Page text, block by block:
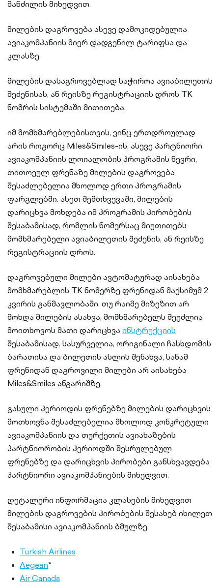
მანძილის მიხედვით.
მილების დაგროვება ასევე დამოკიდებულია
ავიაკომპანიის მიერ დადგენილ ტარიფსა და
კლასზე.
მილების დასაგროვებლად საჭიროა ავიაბილეთის
შეძენისას, ან რეისზე რეგისტრაციის დროს TK
ნომრის სისტემაში მითითება.
იმ მომხმარებლებისთვის, ვინც ერთდროულად
არის როგორც Miles&Smiles-ის, ასევე პარტნიორი
ავიაკომპანიის ლოიალობის პროგრამის წევრი,
თითოეულ ფრენაზე მილების დაგროვება
შესაძლებელია მხოლოდ ერთი პროგრამის
ფარგლებში. ასეთ შემთხვევაში, მილების
დარიცხვა მოხდება იმ პროგრამის პირობების
შესაბამისად, რომლის ნომერსაც მიუთითებს
მომხმარებელი ავიაბილეთის შეძენის, ან რეისზე
რეგისტრაციის დროს.
დაგროვებული მილები ავტომატურად აისახება
მომხმარებლის TK ნომერზე ფრენიდან მაქსიმუმ 2
კვირის განმავლობაში. თუ რაიმე მიზეზით არ
მოხდა მილების ასახვა, მომხმარებელს შეუძლია
მოითხოვოს მათი დარიცხვა ინსტრუქციის
შესაბამისად. სასურველია, ორიგინალი ჩასხდომის
ბარათისა და ბილეთის ასლის შენახვა, სანამ
ფრენიდან დაგროვილი მილები არ აისახება
Miles&Smiles ანგარიშზე.
გასული პერიოდის ფრენებზე მილების დარიცხვის
მოთხოვნა შესაძლებელია მხოლოდ კონკრეტული
ავიაკომპანიის და თურქეთის ავიახაზების
პარტნიორობის პერიოდში შესრულებულ
ფრენებზე და დარიცხვის პირობები განსხვავდება
პარტნიორი ავიაკომპანიების მიხედვით.
დეტალური ინფორმაცია კლასების მიხედვით
მილების დაგროვების პირობების შესახებ იხილეთ
შესაბამისი ავიაკომპანიის ბმულზე.
Turkish Airlines
Aegean*
Air Canada